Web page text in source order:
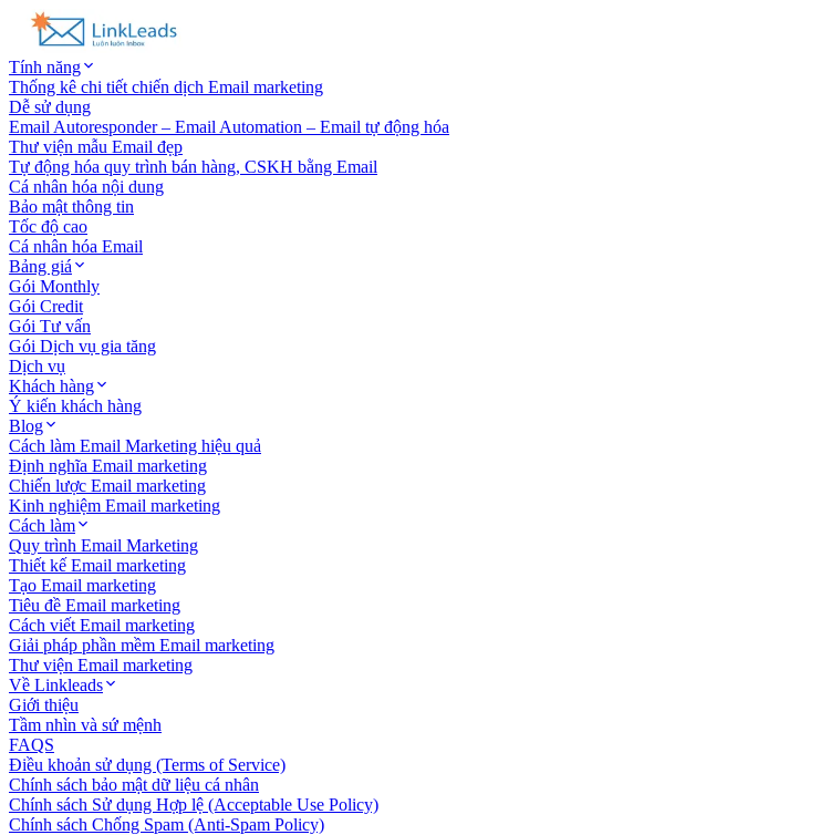
Tính năng
Thống kê chi tiết chiến dịch Email marketing
Dễ sử dụng
Email Autoresponder – Email Automation – Email tự động hóa
Thư viện mẫu Email đẹp
Tự động hóa quy trình bán hàng, CSKH bằng Email
Cá nhân hóa nội dung
Bảo mật thông tin
Tốc độ cao
Cá nhân hóa Email
Bảng giá
Gói Monthly
Gói Credit
Gói Tư vấn
Gói Dịch vụ gia tăng
Dịch vụ
Khách hàng
Ý kiến khách hàng
Blog
Cách làm Email Marketing hiệu quả
Định nghĩa Email marketing
Chiến lược Email marketing
Kinh nghiệm Email marketing
Cách làm
Quy trình Email Marketing
Thiết kế Email marketing
Tạo Email marketing
Tiêu đề Email marketing
Cách viết Email marketing
Giải pháp phần mềm Email marketing
Thư viện Email marketing
Về Linkleads
Giới thiệu
Tầm nhìn và sứ mệnh
FAQS
Điều khoản sử dụng (Terms of Service)
Chính sách bảo mật dữ liệu cá nhân
Chính sách Sử dụng Hợp lệ (Acceptable Use Policy)
Chính sách Chống Spam (Anti-Spam Policy)